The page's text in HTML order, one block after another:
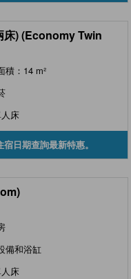
床) (Economy Twin
積：14 m²
床
宿日期查詢最新特惠。
備和浴缸
床